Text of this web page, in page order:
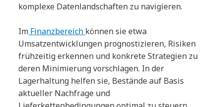
komplexe Datenlandschaften zu navigieren.
Im Finanzbereich können sie etwa
Umsatzentwicklungen prognostizieren, Risiken
frühzeitig erkennen und konkrete Strategien zu
deren Minimierung vorschlagen. In der
Lagerhaltung helfen sie, Bestände auf Basis
aktueller Nachfrage und